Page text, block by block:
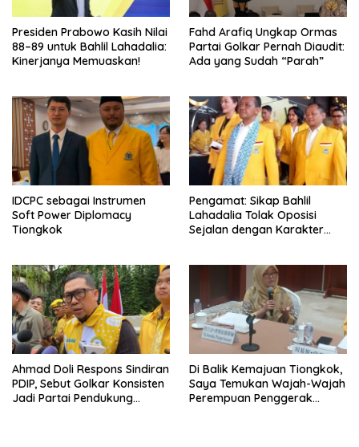
Presiden Prabowo Kasih Nilai
88–89 untuk Bahlil Lahadalia:
Kinerjanya Memuaskan!
Fahd Arafiq Ungkap Ormas
Partai Golkar Pernah Diaudit:
Ada yang Sudah “Parah”
IDCPC sebagai Instrumen
Soft Power Diplomacy
Tiongkok
Pengamat: Sikap Bahlil
Lahadalia Tolak Oposisi
Sejalan dengan Karakter
Ahmad Doli Respons Sindiran
PDIP, Sebut Golkar Konsisten
Jadi Partai Pendukung
Di Balik Kemajuan Tiongkok,
Saya Temukan Wajah-Wajah
Perempuan Penggerak